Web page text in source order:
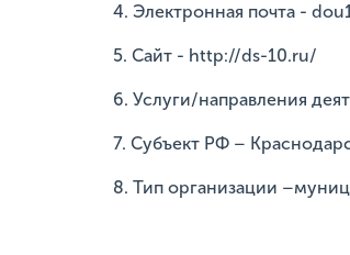
4. Электронная почта -
5. Сайт - http://ds-10.ru/
6. Услуги/направления
7. Субъект РФ –
8. Тип организации